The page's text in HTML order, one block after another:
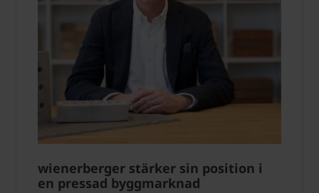
wienerberger stärker sin position i
en pressad byggmarknad